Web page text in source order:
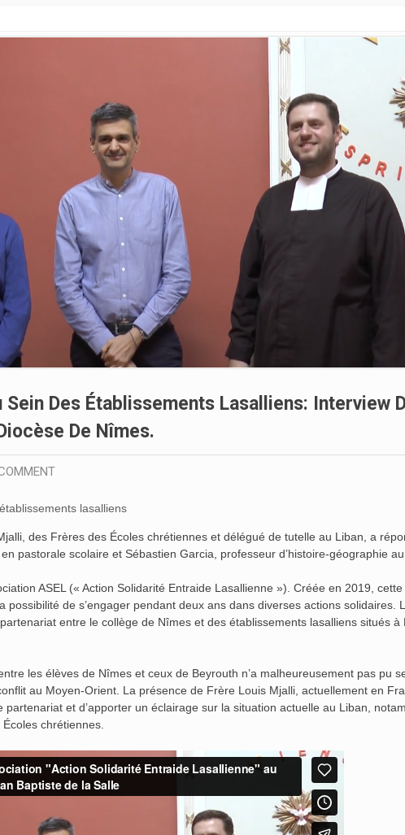
Sein Des Établissements Lasalliens: Interview
De Nîmes.
lasalliens
des Frères des Écoles chrétiennes et délégué de tutelle au Liban, a
pastorale scolaire et Sébastien Garcia, professeur d’histoire-géographie
ASEL (« Action Solidarité Entraide Lasallienne »). Créée en 2019,
possibilité de s’engager pendant deux ans dans diverses actions solidaires.
entre le collège de Nîmes et des établissements lasalliens situés à
les élèves de Nîmes et ceux de Beyrouth n’a malheureusement pas pu
au Moyen-Orient. La présence de Frère Louis Mjalli, actuellement en
et d’apporter un éclairage sur la situation actuelle au Liban,
chrétiennes.